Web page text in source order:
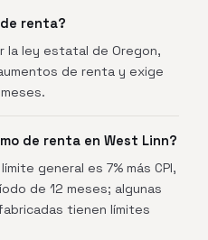
renta?
la ley estatal de Oregon,
de renta y exige
de renta en West Linn?
general es 7% más CPI,
de 12 meses; algunas
tienen límites